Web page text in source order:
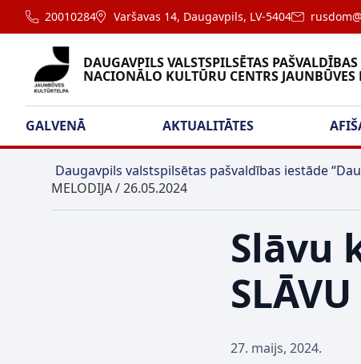
20010284 Varšavas 14, Daugavpils, LV-5404
DAUGAVPILS VALSTSPILSĒTAS
NACIONĀLO KULTŪRU CENTRS JAUNBŪVES
GALVENĀ AKTUALITĀTES
Daugavpils valstspilsētas pašvaldības iestāde
MELODIJA / 26.05.2024
Slāvu
27. maijs, 2024.